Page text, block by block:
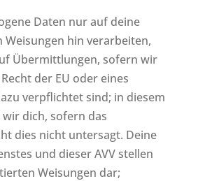
Daten nur auf deine
hin verarbeiten,
Übermittlungen, sofern wir
der EU oder eines
verpflichtet sind; in diesem
dich, sofern das
dies nicht untersagt. Deine
und dieser AVV stellen
Weisungen dar;